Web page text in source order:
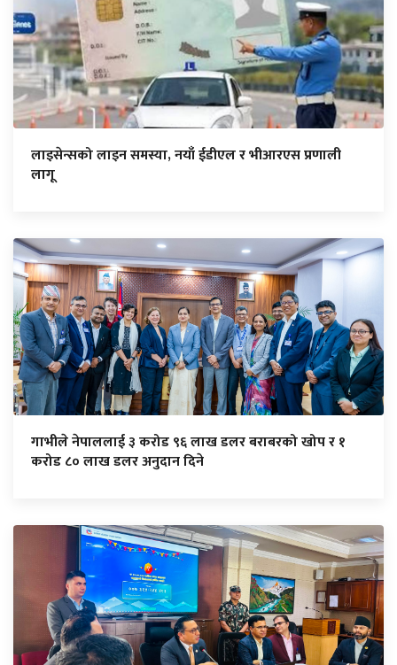
लाइसेन्सको लाइन समस्या, नयाँ ईडीएल र भीआरएस प्रणाली
लागू
गाभीले नेपाललाई ३ करोड ९६ लाख डलर बराबरको खोप र १
करोड ८० लाख डलर अनुदान दिने